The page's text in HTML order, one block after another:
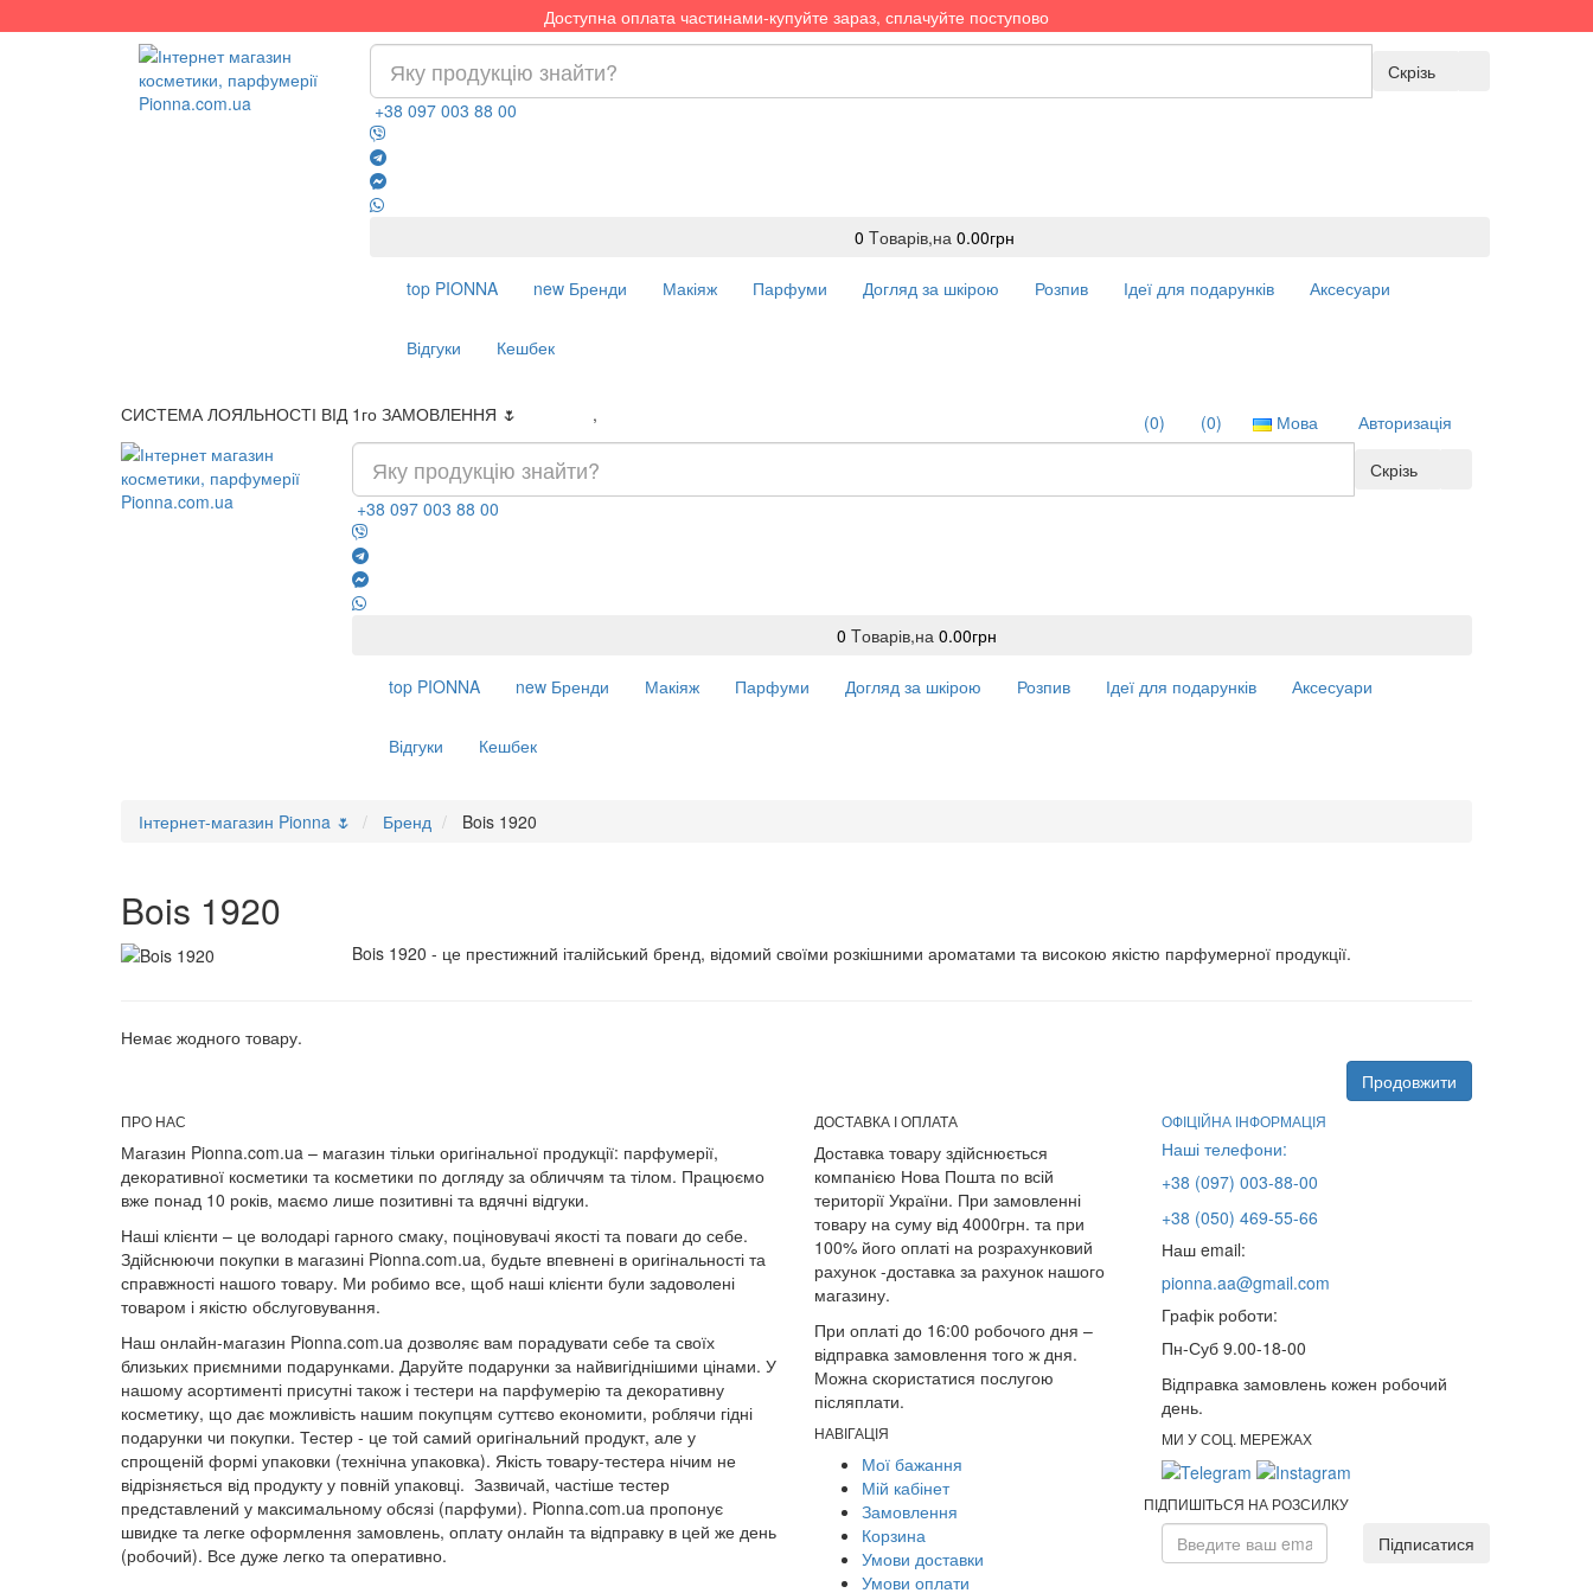
Доступна оплата частинами-купуйте зараз, сплачуйте поступово
Скрізь
+38 097 003 88 00
0 Tоварів,на 0.00грн
top PIONNA new Бренди Макіяж Парфуми Догляд за шкірою Розпив Ідеї для подарунків Аксесуари
Відгуки Кешбек
СИСТЕМА ЛОЯЛЬНОСТІ ВІД 1го ЗАМОВЛЕННЯ 🌷 , Авторизація
Мова
(0)
(0)
Скрізь
+38 097 003 88 00
0 Tоварів,на 0.00грн
top PIONNA new Бренди Макіяж Парфуми Догляд за шкірою Розпив Ідеї для подарунків Аксесуари
Відгуки Кешбек
Інтернет-магазин Pionna 🌷 Бренд Bois 1920
Bois 1920
Bois 1920 - це престижний італійський бренд, відомий своїми розкішними ароматами та високою якістю парфумерної продукції.
Немає жодного товару.
Продовжити
ПРО НАС
Магазин Pionna.com.ua – магазин тільки оригінальної продукції: парфумерії,
декоративної косметики та косметики по догляду за обличчям та тілом. Працюємо
вже понад 10 років, маємо лише позитивні та вдячні відгуки.
Наші клієнти – це володарі гарного смаку, поціновувачі якості та поваги до себе.
Здійснюючи покупки в магазині Pionna.com.ua, будьте впевнені в оригінальності та
справжності нашого товару. Ми робимо все, щоб наші клієнти були задоволені
товаром і якістю обслуговування.
Наш онлайн-магазин Pionna.com.ua дозволяє вам порадувати себе та своїх
близьких приємними подарунками. Даруйте подарунки за найвигіднішими цінами. У
нашому асортименті присутні також і тестери на парфумерію та декоративну
косметику, що дає можливість нашим покупцям суттєво економити, роблячи гідні
подарунки чи покупки. Тестер - це той самий оригінальний продукт, але у
спрощеній формі упаковки (технічна упаковка). Якість товару-тестера нічим не
відрізняється від продукту у повній упаковці. Зазвичай, частіше тестер
представлений у максимальному обсязі (парфуми). Pionna.com.ua пропонує
швидке та легке оформлення замовлень, оплату онлайн та відправку в цей же день
(робочий). Все дуже легко та оперативно.
ДОСТАВКА І ОПЛАТА
Доставка товару здійснюється
компанією Нова Пошта по всій
території України. При замовленні
товару на суму від 4000грн. та при
100% його оплаті на розрахунковий
рахунок -доставка за рахунок нашого
магазину.
При оплаті до 16:00 робочого дня –
відправка замовлення того ж дня.
Можна скористатися послугою
післяплати.
НАВІГАЦІЯ
Мої бажання
Мій кабінет
Замовлення
Корзина
Умови доставки
Умови оплати
ОФІЦІЙНА ІНФОРМАЦІЯ
Наші телефони:
+38 (097) 003-88-00
+38 (050) 469-55-66
Наш email:
pionna.aa@gmail.com
Графік роботи:
Пн-Суб 9.00-18-00
Відправка замовлень кожен робочий
день.
МИ У СОЦ. МЕРЕЖАХ
ПІДПИШІТЬСЯ НА РОЗСИЛКУ
Підписатися